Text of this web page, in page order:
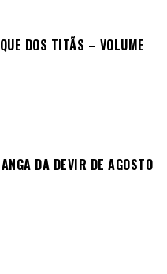
DOS TITÃS – VOLUME
DA DEVIR DE AGOSTO